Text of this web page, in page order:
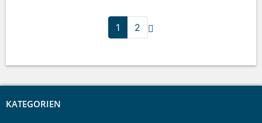
1 2
KATEGORIEN